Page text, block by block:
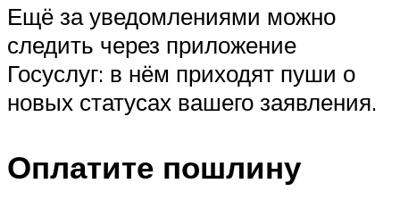
Ещё за уведомлениями можно
следить через приложение
Госуслуг: в нём приходят пуши о
новых статусах вашего заявления.
Оплатите пошлину